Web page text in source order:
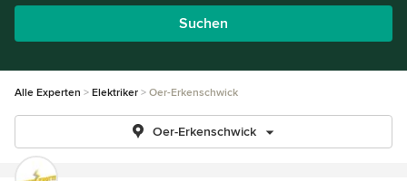
Suchen
Alle Experten Elektriker Oer-Erkenschwick
Oer-Erkenschwick